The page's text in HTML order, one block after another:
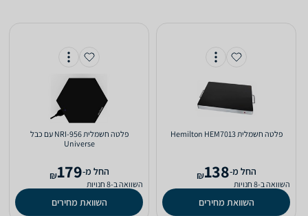
פלטה חשמלית Hemilton HEM7013
‫החל מ-138
₪
השוואה ב-8 חנויות
השוואת מחירים
פלטה חשמלית NRI-956 עם כבל
Universe
‫החל מ-179
₪
השוואה ב-8 חנויות
השוואת מחירים